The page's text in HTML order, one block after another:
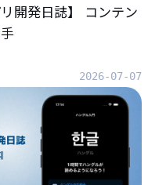
リ開発日誌】 コンテン
2026-07-07